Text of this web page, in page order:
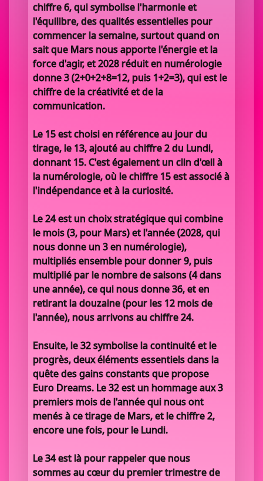
chiffre 6, qui symbolise l'harmonie et
l'équilibre, des qualités essentielles pour
commencer la semaine, surtout quand on
sait que Mars nous apporte l'énergie et la
force d'agir, et 2028 réduit en numérologie
donne 3 (2+0+2+8=12, puis 1+2=3), qui est le
chiffre de la créativité et de la
communication.
Le 15 est choisi en référence au jour du
tirage, le 13, ajouté au chiffre 2 du Lundi,
donnant 15. C'est également un clin d'œil à
la numérologie, où le chiffre 15 est associé à
l'indépendance et à la curiosité.
Le 24 est un choix stratégique qui combine
le mois (3, pour Mars) et l'année (2028, qui
nous donne un 3 en numérologie),
multipliés ensemble pour donner 9, puis
multiplié par le nombre de saisons (4 dans
une année), ce qui nous donne 36, et en
retirant la douzaine (pour les 12 mois de
l'année), nous arrivons au chiffre 24.
Ensuite, le 32 symbolise la continuité et le
progrès, deux éléments essentiels dans la
quête des gains constants que propose
Euro Dreams. Le 32 est un hommage aux 3
premiers mois de l'année qui nous ont
menés à ce tirage de Mars, et le chiffre 2,
encore une fois, pour le Lundi.
Le 34 est là pour rappeler que nous
sommes au cœur du premier trimestre de